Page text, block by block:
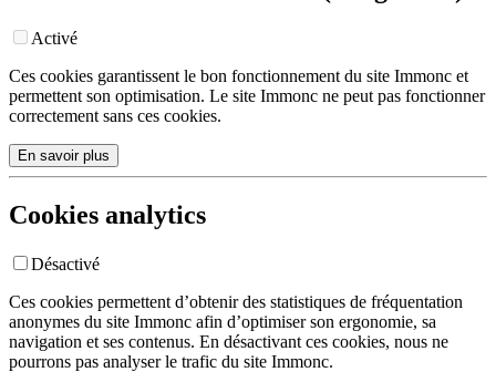
Activé
Ces cookies garantissent le bon fonctionnement du site Immonc et
permettent son optimisation. Le site Immonc ne peut pas fonctionner
correctement sans ces cookies.
En savoir plus
Cookies analytics
Désactivé
Ces cookies permettent d’obtenir des statistiques de fréquentation
anonymes du site Immonc afin d’optimiser son ergonomie, sa
navigation et ses contenus. En désactivant ces cookies, nous ne
pourrons pas analyser le trafic du site Immonc.